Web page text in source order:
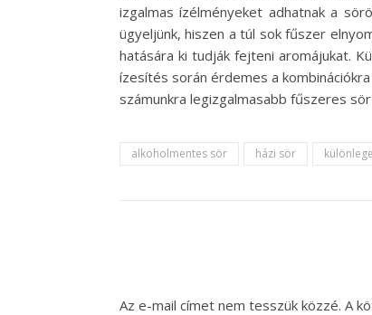
izgalmas ízélményeket adhatnak a
ügyeljünk, hiszen a túl sok fűszer
hatására ki tudják fejteni aromájukat.
ízesítés során érdemes a
számunkra legizgalmasabb fűszeres
alkoholmentes sör házi sör
Az e-mail címet nem tesszük közzé. A